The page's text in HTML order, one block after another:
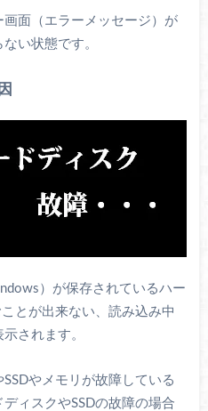
面（エラーメッセージ）が
い状態です。
）が保存されているハー
とが出来ない、読み込み中
されます。
やメモリが故障している
ィスクやSSDの故障の場合